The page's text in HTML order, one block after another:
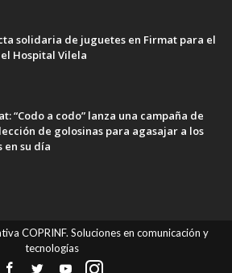
solidaria de juguetes en Firmat para el
el Hospital Vilela
“Codo a codo” lanza una campaña de
de golosinas para agasajar a los
en su día
COPRINF. Soluciones en comunicación y
tecnologías